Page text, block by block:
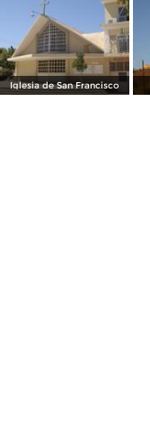
Iglesia de San Francisco